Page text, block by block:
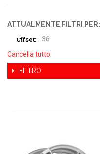
ATTUALMENTE FILTRI PER:
Offset:
36
Cancella tutto
FILTRO